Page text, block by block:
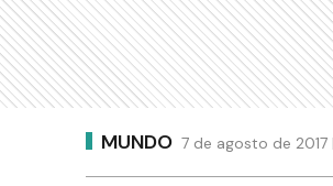
MUNDO 7 de agosto de